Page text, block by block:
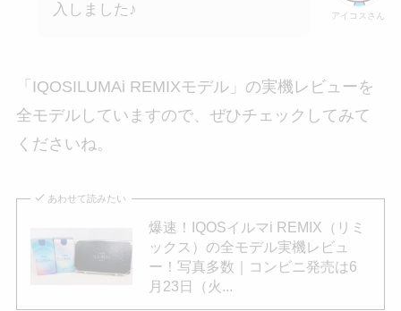
アイコスさん
入しました♪
「IQOSILUMAi REMIXモデル」の実機レビューを
全モデルしていますので、ぜひチェックしてみて
くださいね。
あわせて読みたい
爆速！IQOSイルマi REMIX（リミ
ックス）の全モデル実機レビュ
ー！写真多数｜コンビニ発売は6
月23日（火...